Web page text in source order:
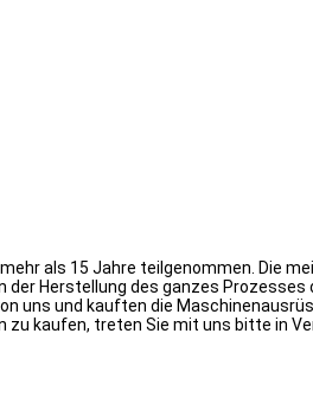
als 15 Jahre teilgenommen. Die
der Herstellung des ganzes
uns und kauften die
kaufen, treten Sie mit uns bitte in